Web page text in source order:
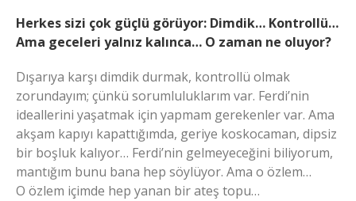
Herkes sizi çok güçlü görüyor: Dimdik… Kontrollü…
Ama geceleri yalnız kalınca… O zaman ne oluyor?
Dışarıya karşı dimdik durmak, kontrollü olmak
zorundayım; çünkü sorumluluklarım var. Ferdi’nin
ideallerini yaşatmak için yapmam gerekenler var. Ama
akşam kapıyı kapattığımda, geriye koskocaman, dipsiz
bir boşluk kalıyor… Ferdi’nin gelmeyeceğini biliyorum,
mantığım bunu bana hep söylüyor. Ama o özlem…
O özlem içimde hep yanan bir ateş topu…